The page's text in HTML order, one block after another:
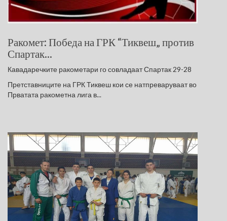
Ракомет: Победа на ГРК “Тиквеш„ против
Спартак...
Кавадаречките ракометари го совладаат Спартак 29-28
Претставниците на ГРК Тиквеш кои се натпреваруваат во
Прватата ракометна лига в...